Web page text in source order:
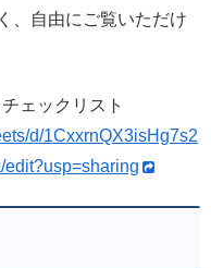
、自由にご覧いただけ
ェックリスト
d/1CxxrnQX3isHg7s2
edit?usp=sharing